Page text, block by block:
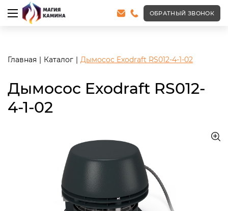
<meta name="robots" content="noindex, follow"/>
ОБРАТНЫЙ ЗВОНОК
Главная Каталог Дымосос Exodraft RS012-4-1-02
Дымосос Exodraft RS012-
4-1-02